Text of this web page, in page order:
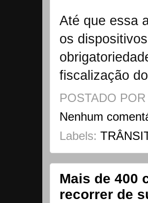
Até que essa
os
fiscalização
POSTADO POR
Nenhum
Labels:
Mais de 400
recorrer de